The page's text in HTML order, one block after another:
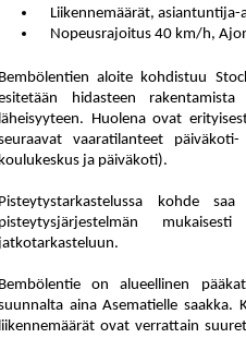
Liikennemäärät,
Nopeusrajoitus 40 km/h,
aloite kohdistuu
hidasteen
Huolena ovat
vaaratilanteet
ja päiväkoti).
kohde
on alueellinen
aina Asematielle
ovat verrattain